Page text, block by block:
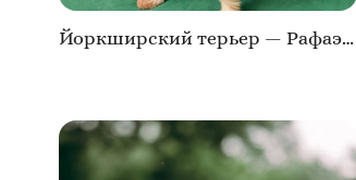
Йоркширский терьер — Рафаэль | id 26708